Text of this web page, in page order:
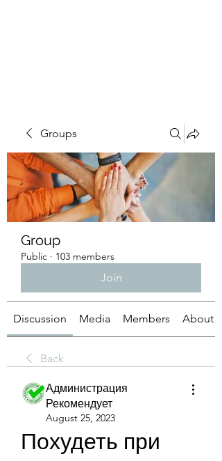
Groups
Group
Public · 103 members
Join
Discussion Media Members About
Back
Администрация
Рекомендует
August 25, 2023
Похудеть при